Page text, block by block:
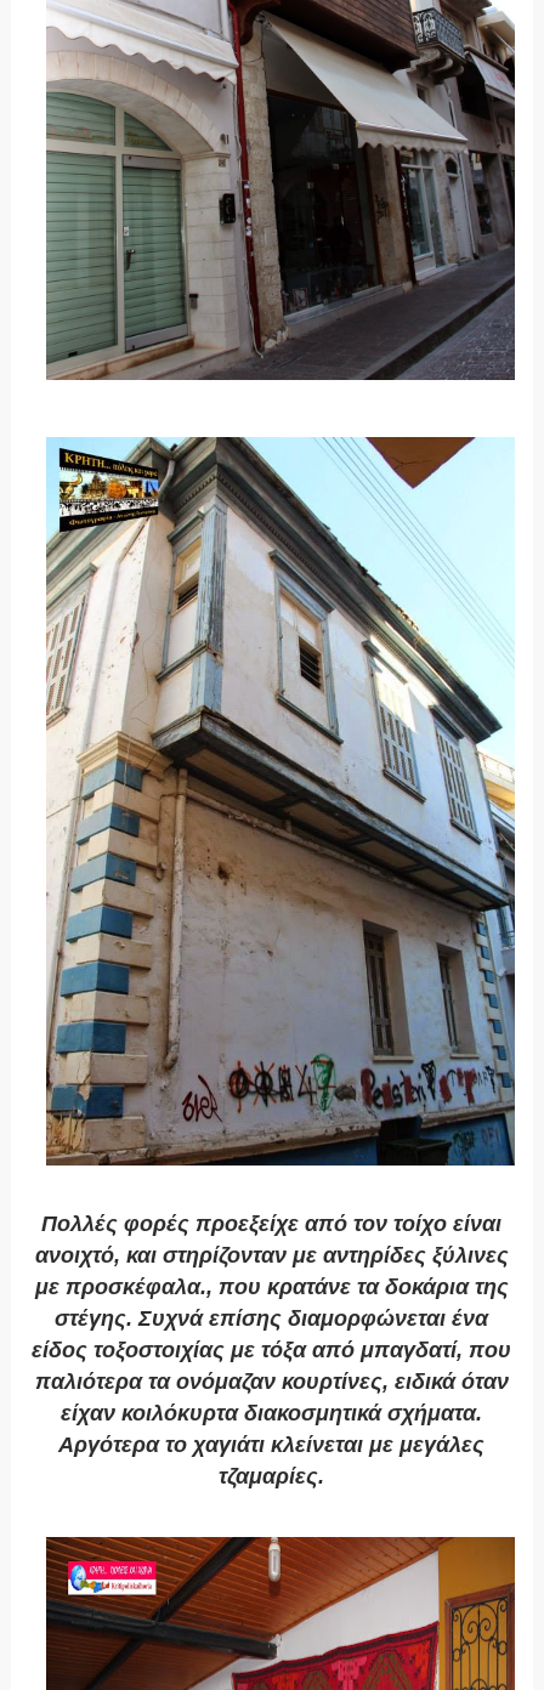
Πολλές φορές προεξείχε από τον τοίχο είναι
ανοιχτό, και στηρίζονταν με αντηρίδες ξύλινες
με προσκέφαλα., που κρατάνε τα δοκάρια της
στέγης. Συχνά επίσης διαμορφώνεται ένα
είδος τοξοστοιχίας με τόξα από μπαγδατί, που
παλιότερα τα ονόμαζαν κουρτίνες, ειδικά όταν
είχαν κοιλόκυρτα διακοσμητικά σχήματα.
Αργότερα το χαγιάτι κλείνεται με μεγάλες
τζαμαρίες.